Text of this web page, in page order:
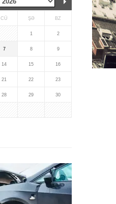
CÜ ŞƏ BZ
1 2
7 8 9
14 15 16
21 22 23
28 29 30